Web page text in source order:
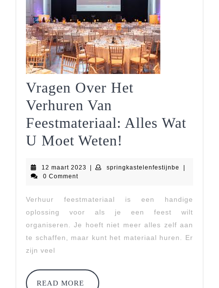
Vragen Over Het
Verhuren Van
Feestmateriaal: Alles Wat
U Moet Weten!
Het
Verhuren
Van
Feestmateriaal:
Alles
12 maart 2023 12
springkastelenfestijnbe
0 Comment
Verhuur feestmateriaal is een handige
oplossing voor als je een feest wilt
organiseren. Je hoeft niet meer alles zelf aan
te schaffen, maar kunt het materiaal huren. Er
zijn veel
READ MORE
READ